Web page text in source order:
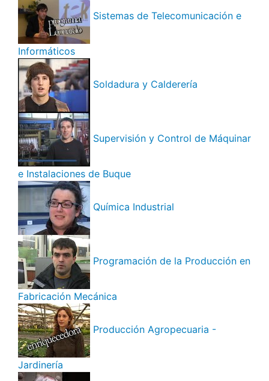
Sistemas de Telecomunicación e
Informáticos
Soldadura y Calderería
Supervisión y Control de Máquinar
e Instalaciones de Buque
Química Industrial
Programación de la Producción en
Fabricación Mecánica
Producción Agropecuaria -
Jardinería